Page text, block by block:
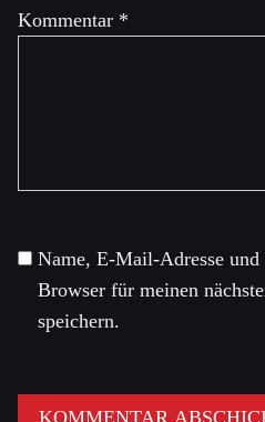
Kommentar *
Name, E-Mail-Adresse und
Browser für meinen
speichern.